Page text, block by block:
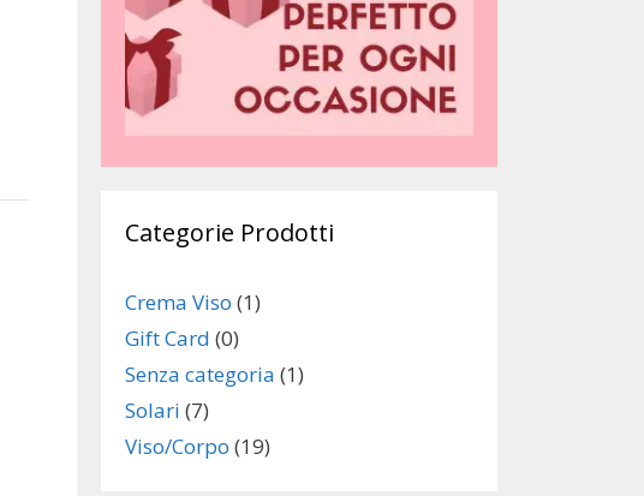
Categorie Prodotti
Crema Viso (1)
Gift Card (0)
Senza categoria (1)
Solari (7)
Viso/Corpo (19)